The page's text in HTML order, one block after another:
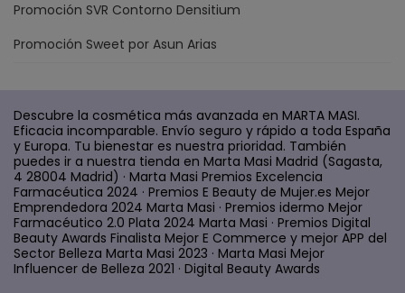
Promoción SVR Contorno Densitium
Promoción Sweet por Asun Arias
Descubre la cosmética más avanzada en MARTA MASI.
Eficacia incomparable. Envío seguro y rápido a toda España
y Europa. Tu bienestar es nuestra prioridad. También
puedes ir a nuestra tienda en Marta Masi Madrid (Sagasta,
4 28004 Madrid) · Marta Masi Premios Excelencia
Farmacéutica 2024 · Premios E Beauty de Mujer.es Mejor
Emprendedora 2024 Marta Masi · Premios idermo Mejor
Farmacéutico 2.0 Plata 2024 Marta Masi · Premios Digital
Beauty Awards Finalista Mejor E Commerce y mejor APP del
Sector Belleza Marta Masi 2023 · Marta Masi Mejor
Influencer de Belleza 2021 · Digital Beauty Awards